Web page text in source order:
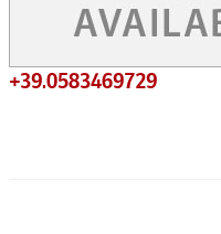
+39.0583469729